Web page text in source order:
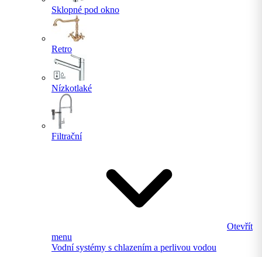
Sklopné pod okno
Retro
Nízkotlaké
Filtrační
Otevřít
menu
Vodní systémy s chlazením a perlivou vodou